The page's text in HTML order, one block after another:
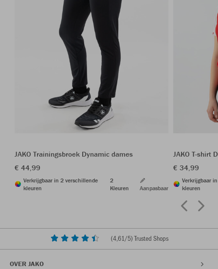
JAKO Trainingsbroek Dynamic dames
€ 44,99
Verkrijgbaar in 2 verschillende
kleuren
2
Kleuren
Aanpasbaar
JAKO T-shirt
€ 34,99
Verkrijgbaar
kleuren
(4,61/5) Trusted Shops
OVER JAKO